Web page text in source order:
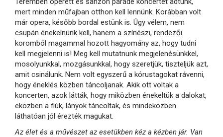
mert minden műfajban otthon kell lennünk. Korábban volt
már opera, később bordal estünk is. Úgy vélem, nem
csupán énekelnünk kell, hanem a színészi, rendezői
koromból magammal hozott hagyomány az, hogy tudni
kell megjelenni is! Meg kell mutatnunk megjelenésünkkel,
mosolyunkkal, mozgásunkkal, hogy szeretjük, tiszteljük azt,
amit csinálunk. Nem volt egyszerű a kórustagokat rávenni,
hogy éneklés közben táncoljanak. Akik ott voltak a
koncerten, azok látták, hogy miközben énekeltük a dalokat,
eközben a fiúk, lányok táncoltak, és mindeközben
láthatóan jól érezték magukat.
Az élet és a művészet az esetükben kéz a kézben jár. Van